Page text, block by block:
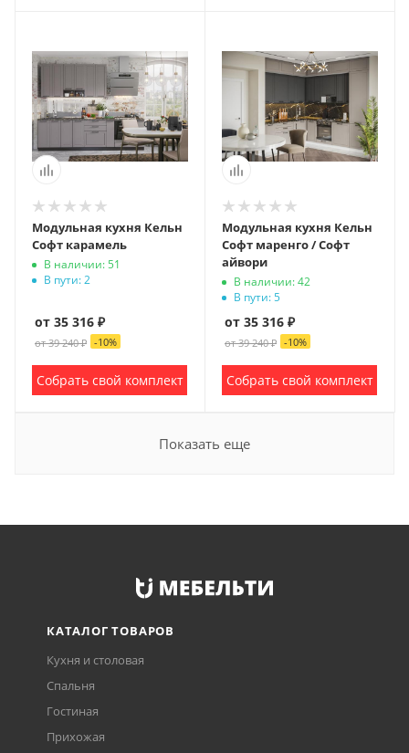
Модульная кухня Кельн
Софт карамель
В наличии: 51
В пути: 2
от 35 316 ₽
от 39 240 ₽ -10%
Собрать свой комплект
Модульная кухня Кельн
Софт маренго / Софт
айвори
В наличии: 42
В пути: 5
от 35 316 ₽
от 39 240 ₽ -10%
Собрать свой комплект
Показать еще
КАТАЛОГ ТОВАРОВ
Кухня и столовая
Спальня
Гостиная
Прихожая